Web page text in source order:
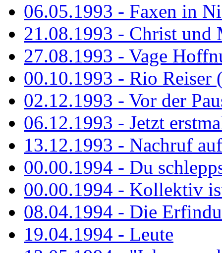
06.05.1993 - Faxen in
21.08.1993 - Christ und
27.08.1993 - Vage
00.10.1993 - Rio Reiser
02.12.1993 - Vor der
06.12.1993 - Jetzt
13.12.1993 - Nachruf
00.00.1994 - Du
00.00.1994 - Kollektiv
08.04.1994 - Die
19.04.1994 - Leute